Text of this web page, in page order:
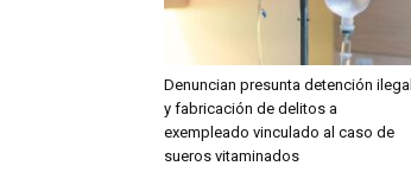
Denuncian presunta detención ilegal
y fabricación de delitos a
exempleado vinculado al caso de
sueros vitaminados